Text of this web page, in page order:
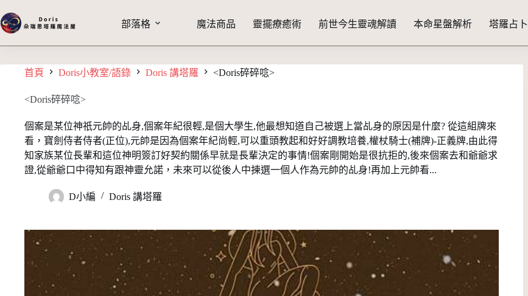
部落格 魔法商品 靈擺療癒術 前世今生靈魂解讀 本命星盤解析 塔羅占卜
首頁 Doris小教室/語錄 Doris 講塔羅 <Doris碎碎唸>
<Doris碎碎唸>
個案是某位神祇元帥的乩身,個案年紀很輕,是個大學生,他最想知道自己被選上當乩身的原因是什麼? 從這組牌來
看，寶劍侍者侍者(正位),元帥是因為個案年紀尚輕,可以重頭教起和好好調教培養,權杖騎士(補牌)-正義牌,由此得
知家族某位長輩和這位神明簽訂好契約關係早就是長輩決定的事情!個案剛開始是很抗拒的,後來個案去和爺爺求
證,從爺爺口中得知有跟神靈允諾，未來可以從後人中揀選一個人作為元帥的乩身!再加上元帥看...
D小編 Doris 講塔羅